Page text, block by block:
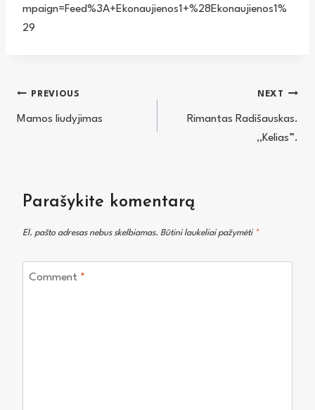
mpaign=Feed%3A+Ekonaujienos1+%28Ekonaujienos1%
29
Navigacija
tarp
PREVIOUS
Mamos liudyjimas
NEXT
Rimantas Radišauskas.
„Kelias”.
Parašykite komentarą
El. pašto adresas nebus skelbiamas. Būtini laukeliai pažymėti *
Comment *